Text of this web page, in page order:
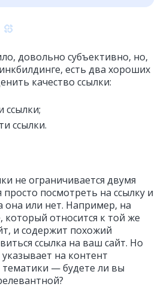
довольно субъективно, но,
есть два хороших
качество ссылки:
ссылки;
ссылки.
не ограничивается двумя
посмотреть на ссылку и
она или нет. Например, на
который относится к той же
и содержит похожий
ссылка на ваш сайт. Но
указывает на контент
— будете ли вы